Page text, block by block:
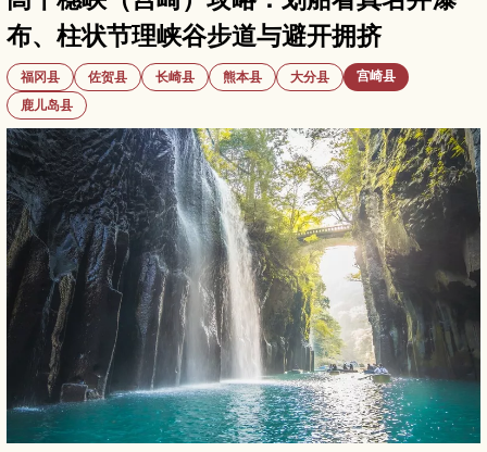
布、柱状节理峡谷步道与避开拥挤
福冈县 佐贺县 长崎县 熊本县 大分县
宫崎县
鹿儿岛县